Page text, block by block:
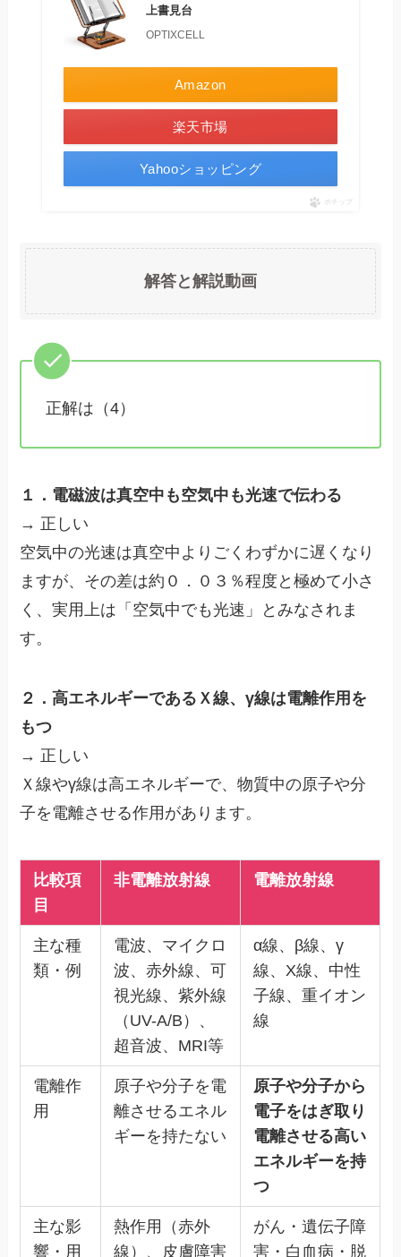
上書見台
OPTIXCELL
Amazon
楽天市場
Yahooショッピング
ポチップ
解答と解説動画
正解は（4）
１．電磁波は真空中も空気中も光速で伝わる
→ 正しい
空気中の光速は真空中よりごくわずかに遅くなり
ますが、その差は約０．０３％程度と極めて小さ
く、実用上は「空気中でも光速」とみなされま
す。
２．高エネルギーであるＸ線、γ線は電離作用を
もつ
→ 正しい
Ｘ線やγ線は高エネルギーで、物質中の原子や分
子を電離させる作用があります。
比較項
目
非電離放射線 電離放射線
主な種
類・例
電波、マイクロ
波、赤外線、可
視光線、紫外線
（UV-A/B）、
超音波、MRI等
α線、β線、γ
線、X線、中性
子線、重イオン
線
電離作
用
原子や分子を電
離させるエネル
ギーを持たない
原子や分子から
電子をはぎ取り
電離させる高い
エネルギーを持
つ
主な影
響・用
熱作用（赤外
線）、皮膚障害
がん・遺伝子障
害・白血病・脱